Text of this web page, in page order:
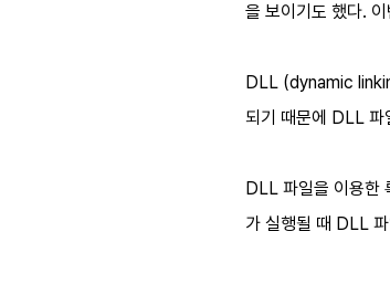
을 보이기도 했다.
DLL (dynamic
되기 때문에 DLL 파
DLL 파일을 이용한
가 실행될 때 DLL